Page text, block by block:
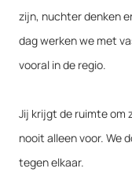
zijn, nuchter denken
dag werken we met
vooral in de regio.
Jij krijgt de ruimte om
nooit alleen voor. We
tegen elkaar.